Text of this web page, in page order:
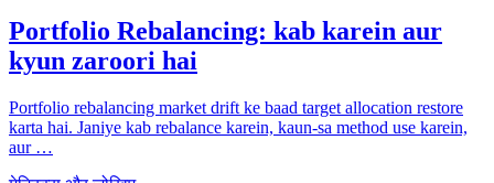
Portfolio Rebalancing: kab karein aur
kyun zaroori hai
Portfolio rebalancing market drift ke baad target allocation restore
karta hai. Janiye kab rebalance karein, kaun-sa method use karein,
aur …